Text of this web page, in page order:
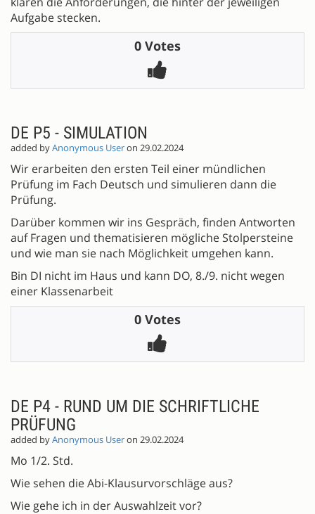
Aufgabe stecken.
0 Votes
DE P5 - SIMULATION
added byAnonymous Useron 29.02.2024
Wir erarbeiten den ersten Teil einer mündlichen
Prüfung im Fach Deutsch und simulieren dann die
Prüfung.
Darüber kommen wir ins Gespräch, finden Antworten
auf Fragen und thematisieren mögliche Stolpersteine
und wie man sie nach Möglichkeit umgehen kann.
Bin DI nicht im Haus und kann DO, 8./9. nicht wegen
einer Klassenarbeit
0 Votes
DE P4 - RUND UM DIE SCHRIFTLICHE
PRÜFUNG
added byAnonymous Useron 29.02.2024
Mo 1/2. Std.
Wie sehen die Abi-Klausurvorschläge aus?
Wie gehe ich in der Auswahlzeit vor?